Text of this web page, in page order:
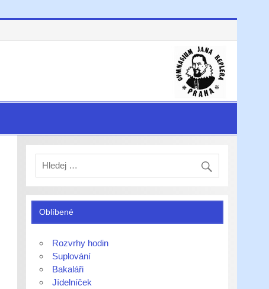
Oblíbené
Rozvrhy hodin
Suplování
Bakaláři
Jídelníček